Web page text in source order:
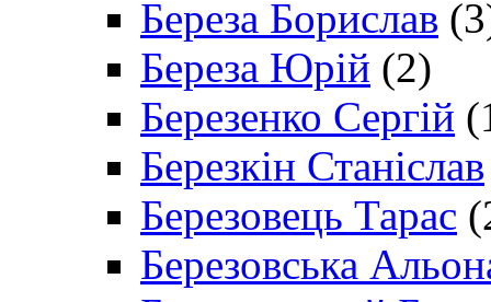
Береза Борислав
Береза Юрій (2)
Березенко Сергій
Березкін Станіслав
Березовець Тарас
Березовська